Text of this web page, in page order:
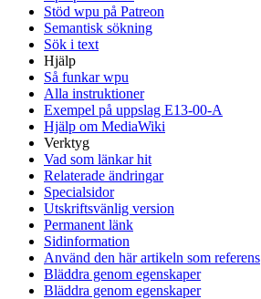
Stöd wpu på Patreon
Semantisk sökning
Sök i text
Hjälp
Så funkar wpu
Alla instruktioner
Exempel på uppslag E13-00-A
Hjälp om MediaWiki
Verktyg
Vad som länkar hit
Relaterade ändringar
Specialsidor
Utskriftsvänlig version
Permanent länk
Sidinformation
Använd den här artikeln som referens
Bläddra genom egenskaper
Bläddra genom egenskaper